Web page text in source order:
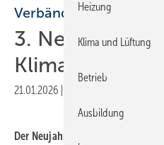
Verbände
3.
Klima-
21.01.2026
Der Neujahrsempfang der fünf
Heizung
Klima und Lüftung
Betrieb
Ausbildung